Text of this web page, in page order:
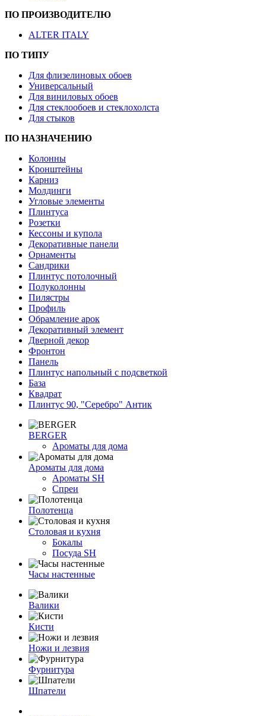
ПО ПРОИЗВОДИТЕЛЮ
ALTER ITALY
ПО ТИПУ
Для флизелиновых обоев
Универсальный
Для виниловых обоев
Для стеклообоев и стеклохолста
Для стыков
ПО НАЗНАЧЕНИЮ
Колонны
Кронштейны
Карниз
Молдинги
Угловые элементы
Плинтуса
Розетки
Кессоны и купола
Декоративные панели
Орнаменты
Сандрики
Плинтус потолочный
Полуколонны
Пилястры
Профиль
Обрамление арок
Декоративный элемент
Дверной декор
Фронтон
Панель
Плинтус напольный с подсветкой
База
Квадрат
Плинтус 90, "Серебро" Антик
BERGER
Ароматы для дома
Ароматы для дома
Ароматы SH
Спреи
Полотенца
Столовая и кухня
Бокалы
Посуда SH
Часы настенные
Валики
Кисти
Ножи и лезвия
Фурнитура
Шпатели